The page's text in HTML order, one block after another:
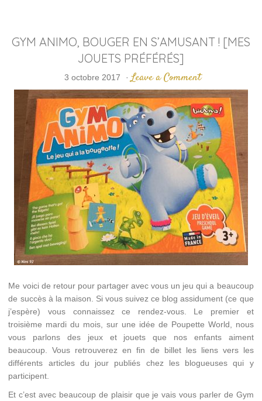
GYM ANIMO, BOUGER EN S’AMUSANT ! [MES
JOUETS PRÉFÉRÉS]
3 octobre 2017 · Leave a Comment
Me voici de retour pour partager avec vous un jeu qui a beaucoup
de succès à la maison. Si vous suivez ce blog assidument (ce que
j’espère) vous connaissez ce rendez-vous. Le premier et
troisième mardi du mois, sur une idée de Poupette World, nous
vous parlons des jeux et jouets que nos enfants aiment
beaucoup. Vous retrouverez en fin de billet les liens vers les
différents articles du jour publiés chez les blogueuses qui y
participent.
Et c’est avec beaucoup de plaisir que je vais vous parler de Gym